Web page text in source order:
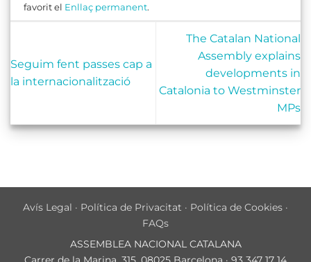
favorit el Enllaç permanent.
Seguim fent passes cap a
la internacionalització
The Catalan National
Assembly explains
developments in
Catalonia to Westminster
MPs
Avís Legal · Política de Privacitat · Política de Cookies ·
FAQs
ASSEMBLEA NACIONAL CATALANA